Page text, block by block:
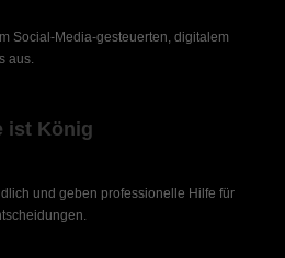
Social-Media-gesteuerten, digitalem
aus.
ist König
und geben professionelle Hilfe für